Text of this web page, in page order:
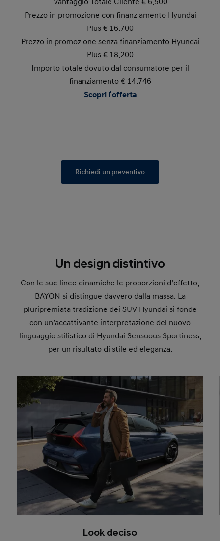
Prezzo in promozione con finanziamento Hyundai
Plus € 16.700
Prezzo in promozione senza finanziamento Hyundai
Plus € 18.200
Importo totale dovuto dal consumatore per il
finanziamento € 14.746
Scopri l'offerta
Richiedi un preventivo
Un design distintivo
Con le sue linee dinamiche le proporzioni d’effetto,
BAYON si distingue davvero dalla massa. La
pluripremiata tradizione dei SUV Hyundai si fonde
con un’accattivante interpretazione del nuovo
linguaggio stilistico di Hyundai Sensuous Sportiness,
per un risultato di stile ed eleganza.
Look deciso